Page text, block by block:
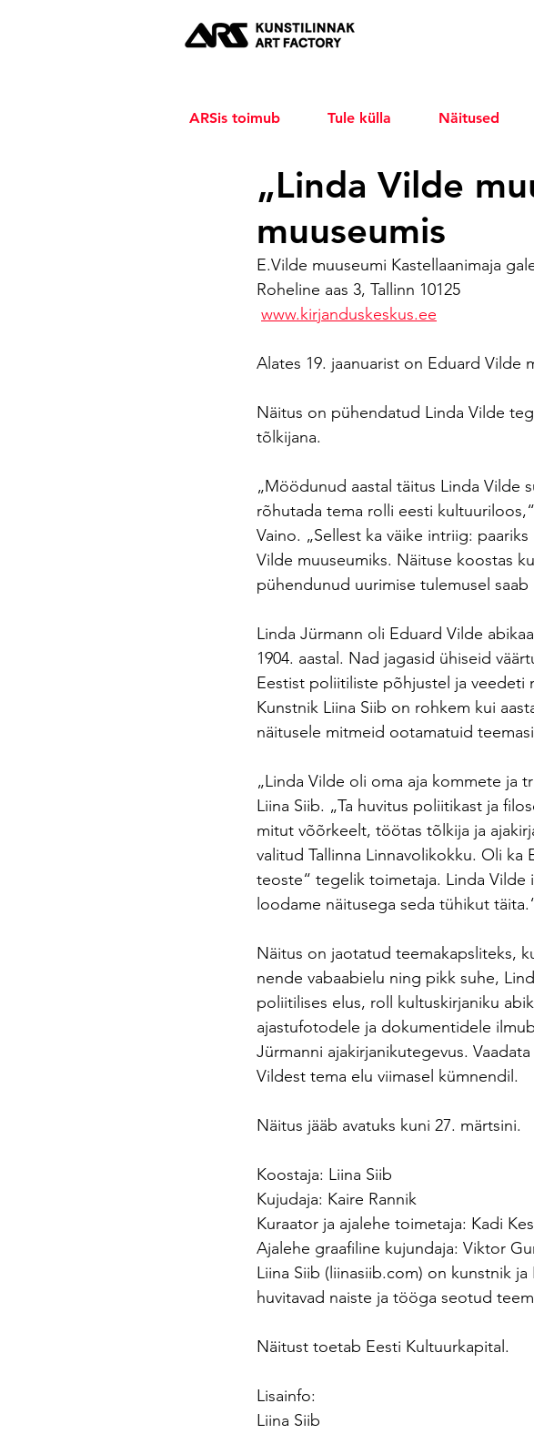
ARSis toimub Tule külla Näitused
„Linda Vilde
muuseumis
E.Vilde muuseumi Kastellaanimaja
Roheline aas 3, Tallinn 10125
www.kirjanduskeskus.ee
Alates 19. jaanuarist on Eduard Vilde
Näitus on pühendatud Linda Vilde
tõlkijana.
„Möödunud aastal täitus Linda Vilde
rõhutada tema rolli eesti
Vaino. „Sellest ka väike intriig:
Vilde muuseumiks. Näituse koostas
pühendunud uurimise tulemusel
Linda Jürmann oli Eduard Vilde
1904. aastal. Nad jagasid ühiseid
Eestist poliitiliste põhjustel ja veedeti
Kunstnik Liina Siib on rohkem kui
näitusele mitmeid ootamatuid
„Linda Vilde oli oma aja kommete ja
Liina Siib. „Ta huvitus poliitikast ja
mitut võõrkeelt, töötas tõlkija ja
valitud Tallinna Linnavolikokku. Oli
teoste“ tegelik toimetaja. Linda Vilde
loodame näitusega seda tühikut
Näitus on jaotatud teemakapsliteks,
nende vabaabielu ning pikk suhe,
poliitilises elus, roll kultuskirjaniku
ajastufotodele ja dokumentidele
Jürmanni ajakirjanikutegevus.
Vildest tema elu viimasel kümnendil.
Näitus jääb avatuks kuni 27. märtsini.
Koostaja: Liina Siib
Kujudaja: Kaire Rannik
Kuraator ja ajalehe toimetaja: Kadi
Ajalehe graafiline kujundaja: Viktor
Liina Siib (liinasiib.com) on kunstnik
huvitavad naiste ja tööga seotud
Näitust toetab Eesti Kultuurkapital.
Lisainfo:
Liina Siib